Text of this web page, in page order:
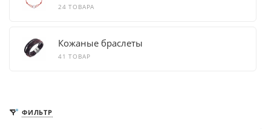
24 ТОВАРА
Кожаные браслеты
41 ТОВАР
ФИЛЬТР